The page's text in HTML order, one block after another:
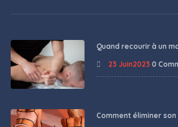
Quand recourir à un
23 Juin2023 0
Comment éliminer